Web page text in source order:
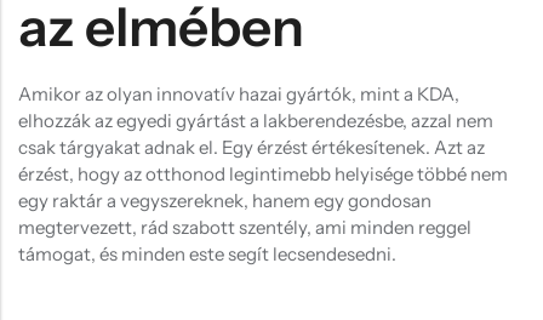
az elmében
Amikor az olyan innovatív hazai gyártók, mint a KDA,
elhozzák az egyedi gyártást a lakberendezésbe, azzal nem
csak tárgyakat adnak el. Egy érzést értékesítenek. Azt az
érzést, hogy az otthonod legintimebb helyisége többé nem
egy raktár a vegyszereknek, hanem egy gondosan
megtervezett, rád szabott szentély, ami minden reggel
támogat, és minden este segít lecsendesedni.